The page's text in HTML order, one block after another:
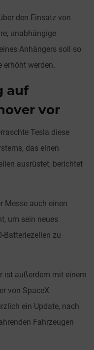
den Einsatz von
unabhängige
Anhängers soll so
erhöht werden.
auf
vor
Tesla diese
das einen
ausrüstet, berichtet
Messe auch einen
um sein neues
Batteriezellen zu
ist außerdem mit einem
von SpaceX
ein Update, nach
Fahrzeugen